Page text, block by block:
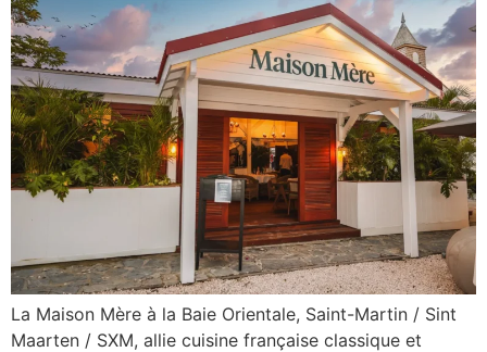
La Maison Mère à la Baie Orientale, Saint-Martin / Sint
Maarten / SXM, allie cuisine française classique et